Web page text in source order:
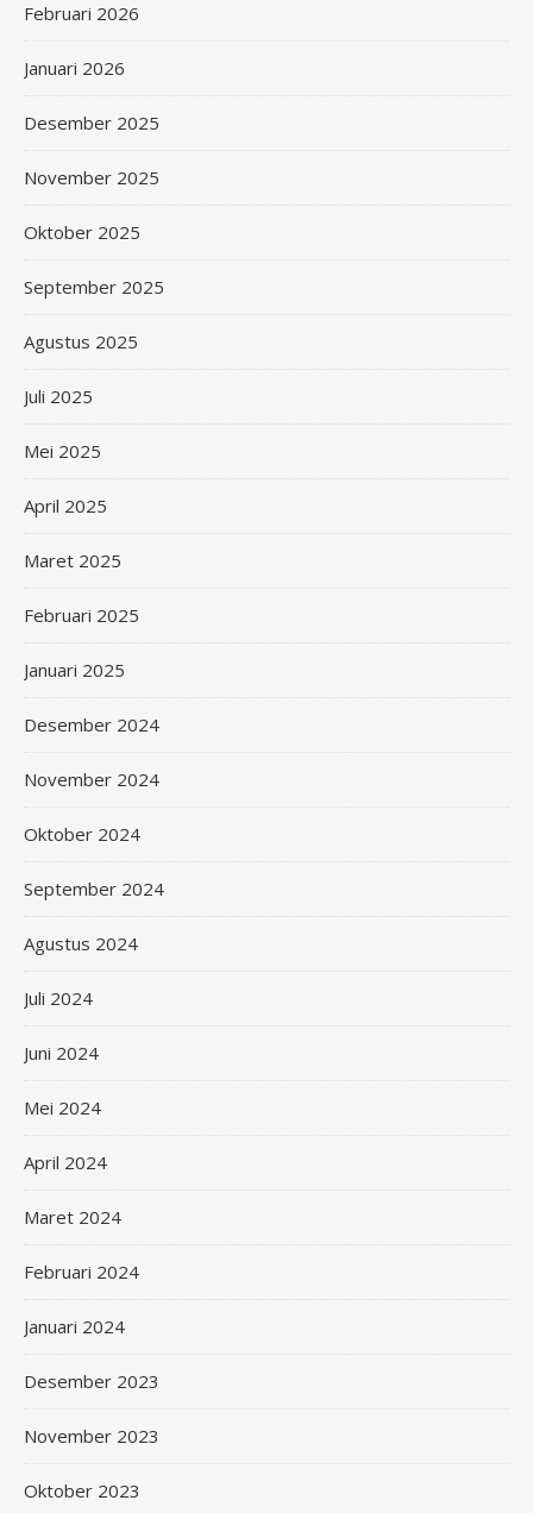
Februari 2026
Januari 2026
Desember 2025
November 2025
Oktober 2025
September 2025
Agustus 2025
Juli 2025
Mei 2025
April 2025
Maret 2025
Februari 2025
Januari 2025
Desember 2024
November 2024
Oktober 2024
September 2024
Agustus 2024
Juli 2024
Juni 2024
Mei 2024
April 2024
Maret 2024
Februari 2024
Januari 2024
Desember 2023
November 2023
Oktober 2023